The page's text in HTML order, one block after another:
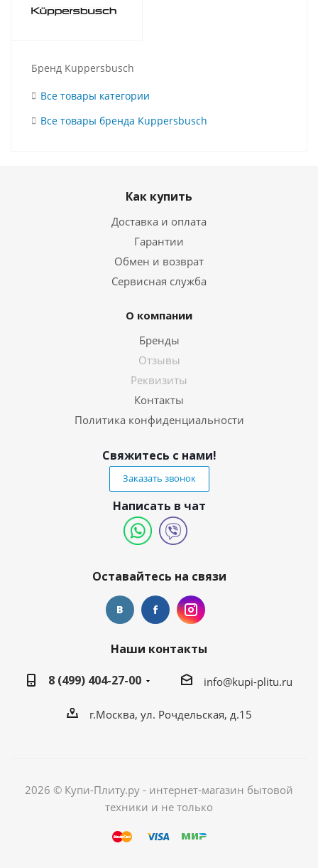
Бренд Kuppersbusch
Все товары категории
Все товары бренда Kuppersbusch
Как купить
Доставка и оплата
Гарантии
Обмен и возврат
Сервисная служба
О компании
Бренды
Отзывы
Реквизиты
Контакты
Политика конфиденциальности
Свяжитесь с нами!
Заказать звонок
Написать в чат
Оставайтесь на связи
Наши контакты
8 (499) 404-27-00
info@kupi-plitu.ru
г.Москва, ул. Рочдельская, д.15
2026 © Купи-Плиту.ру - интернет-магазин бытовой
техники и не только